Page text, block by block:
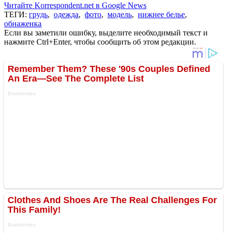
Читайте Korrespondent.net в Google News
ТЕГИ: грудь, одежда, фото, модель, нижнее белье,
обнаженка
Если вы заметили ошибку, выделите необходимый текст и
нажмите Ctrl+Enter, чтобы сообщить об этом редакции.